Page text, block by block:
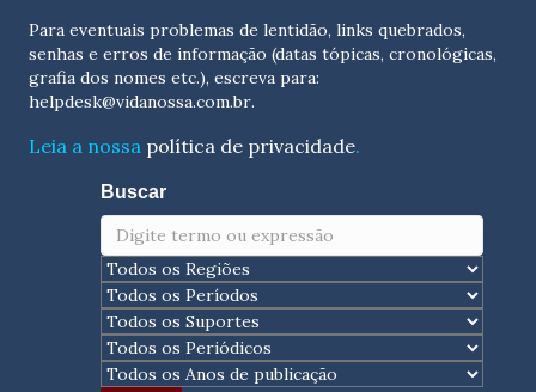
Para eventuais problemas de lentidão, links quebrados,
senhas e erros de informação (datas tópicas, cronológicas,
helpdesk@vidanossa.com.br.
Leia a nossa política de privacidade.
Buscar